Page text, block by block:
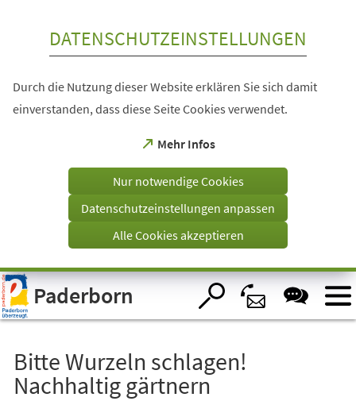
Visuelle
Assistenzsoftware
öffnen.
DATENSCHUTZEINSTELLUNGEN
Durch die Nutzung dieser Website erklären Sie sich damit
einverstanden, dass diese Seite Cookies verwendet.
Mehr Infos
(Öffnet
einem
Tab)
Nur notwendige Cookies
Datenschutzeinstellungen anpassen
Alle Cookies akzeptieren
Paderborn
Bitte Wurzeln schlagen!
Nachhaltig gärtnern